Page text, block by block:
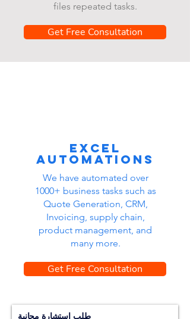
files repeated tasks.
Get Free Consultation
Excel
automations
We have automated over
1000+ business tasks such as
Quote Generation, CRM,
Invoicing, supply chain,
product management, and
many more.
Get Free Consultation
طلب استشارة مجانية